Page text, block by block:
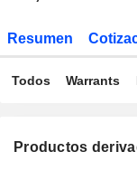
Resumen
Todos Warrants
Productos